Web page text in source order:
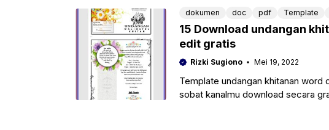
dokumen doc pdf Template
15 Download undangan
edit gratis
Rizki Sugiono Mei 19, 2022
Template undangan khitanan
sobat kanalmu download secara